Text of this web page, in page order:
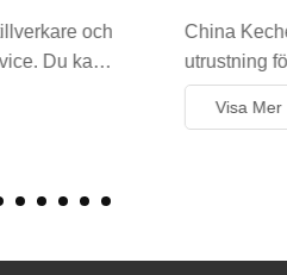
till att tillhandahålla
ren energi, såsom våra
använder
platser med